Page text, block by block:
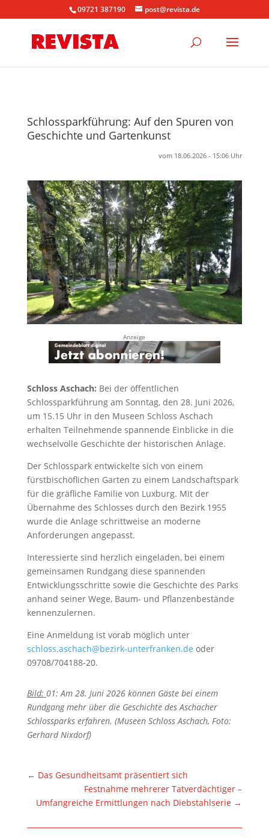
09721 387190 post@revista.de
Schlossparkführung: Auf den Spuren von
Geschichte und Gartenkunst
vom 18.06.2026 - 15:06 Uhr
Anzeige
Schloss Aschach: Bei der öffentlichen
Schlossparkführung am Sonntag, den 28. Juni 2026,
um 15.15 Uhr in den Museen Schloss Aschach
erhalten Teilnehmende spannende Einblicke in die
wechselvolle Geschichte der historischen Anlage.
Der Schlosspark entwickelte sich von einem
fürstbischöflichen Garten zu einem Landschaftspark
für die gräfliche Familie von Luxburg. Mit der
Übernahme des Schlosses durch den Bezirk 1955
wurde die Anlage schrittweise an moderne
Anforderungen angepasst.
Interessierte sind herzlich eingeladen, bei einem
gemeinsamen Rundgang diese spannenden
Entwicklungsschritte sowie die Geschichte des Parks
anhand seiner Wege, Baum- und Pflanzenbestände
kennenzulernen.
Eine Anmeldung ist vorab möglich unter
schloss.aschach@bezirk-unterfranken.de oder
09708/704188-20.
Bild: 01: Am 28. Juni 2026 können Gäste bei einem
Rundgang mehr über die Geschichte des Aschacher
Schlossparks erfahren. (Museen Schloss Aschach, Foto:
Gerhard Nixdorf)
← Das Gesundheitsamt präsentiert sich
Festnahme mehrerer Tatverdächtiger –
Umfangreiche Ermittlungen nach Diebstahlserie →